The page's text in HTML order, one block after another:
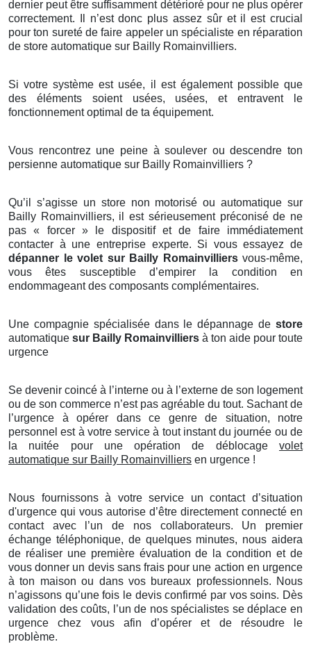
dernier peut être suffisamment détérioré pour ne plus opérer
correctement. Il n’est donc plus assez sûr et il est crucial
pour ton sureté de faire appeler un spécialiste en réparation
de store automatique sur Bailly Romainvilliers.
Si votre système est usée, il est également possible que
des éléments soient usées, usées, et entravent le
fonctionnement optimal de ta équipement.
Vous rencontrez une peine à soulever ou descendre ton
persienne automatique sur Bailly Romainvilliers ?
Qu’il s’agisse un store non motorisé ou automatique sur
Bailly Romainvilliers, il est sérieusement préconisé de ne
pas « forcer » le dispositif et de faire immédiatement
contacter à une entreprise experte. Si vous essayez de
dépanner le volet sur Bailly Romainvilliersvous-même,
vous êtes susceptible d’empirer la condition en
endommageant des composants complémentaires.
Une compagnie spécialisée dans le dépannage de store
automatique sur Bailly Romainvilliers à ton aide pour toute
urgence
Se devenir coincé à l’interne ou à l’externe de son logement
ou de son commerce n’est pas agréable du tout. Sachant de
l’urgence à opérer dans ce genre de situation, notre
personnel est à votre service à tout instant du journée ou de
la nuitée pour une opération de déblocage volet
automatique sur Bailly Romainvilliers en urgence !
Nous fournissons à votre service un contact d’situation
d'urgence qui vous autorise d’être directement connecté en
contact avec l’un de nos collaborateurs. Un premier
échange téléphonique, de quelques minutes, nous aidera
de réaliser une première évaluation de la condition et de
vous donner un devis sans frais pour une action en urgence
à ton maison ou dans vos bureaux professionnels. Nous
n’agissons qu’une fois le devis confirmé par vos soins. Dès
validation des coûts, l’un de nos spécialistes se déplace en
urgence chez vous afin d’opérer et de résoudre le
problème.